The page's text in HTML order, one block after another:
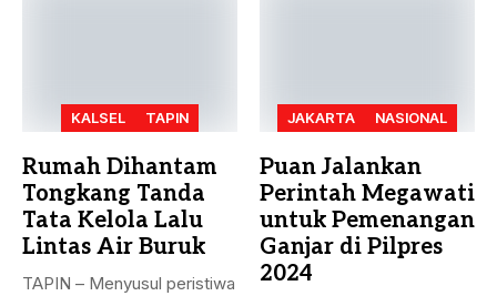
KALSEL TAPIN
Rumah Dihantam
Tongkang Tanda
Tata Kelola Lalu
Lintas Air Buruk
TAPIN – Menyusul peristiwa
JAKARTA NASIONAL
Puan Jalankan
Perintah Megawati
untuk Pemenangan
Ganjar di Pilpres
2024